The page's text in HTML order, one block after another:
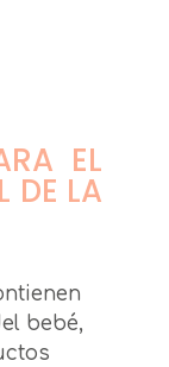
EL
DE LA
bebé,